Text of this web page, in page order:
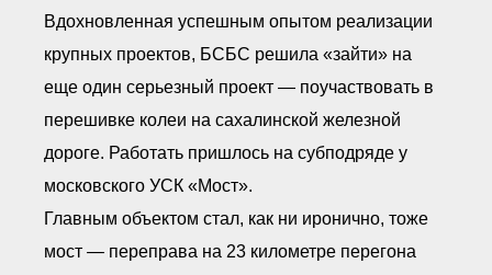
Вдохновленная успешным опытом реализации
крупных проектов, БСБС решила «зайти» на
еще один серьезный проект — поучаствовать в
перешивке колеи на сахалинской железной
дороге. Работать пришлось на субподряде у
московского УСК «Мост».
Главным объектом стал, как ни иронично, тоже
мост — переправа на 23 километре перегона